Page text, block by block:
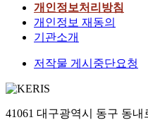
개인정보처리방침
개인정보 재동의
기관소개
저작물 게시중단요청
41061 대구광역시 동구 동내